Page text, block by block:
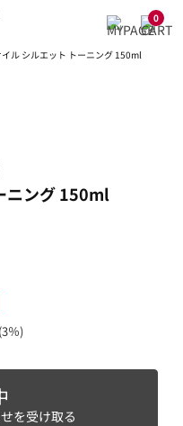
0
ル シルエット トーニング 150ml
ニング 150ml
％)
を受け取る